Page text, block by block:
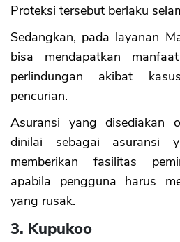
Proteksi tersebut berlaku
Sedangkan, pada layanan
bisa mendapatkan
perlindungan akibat
pencurian.
Asuransi yang disediakan
dinilai sebagai asuransi
memberikan fasilitas
apabila pengguna harus
yang rusak.
3. Kupukoo